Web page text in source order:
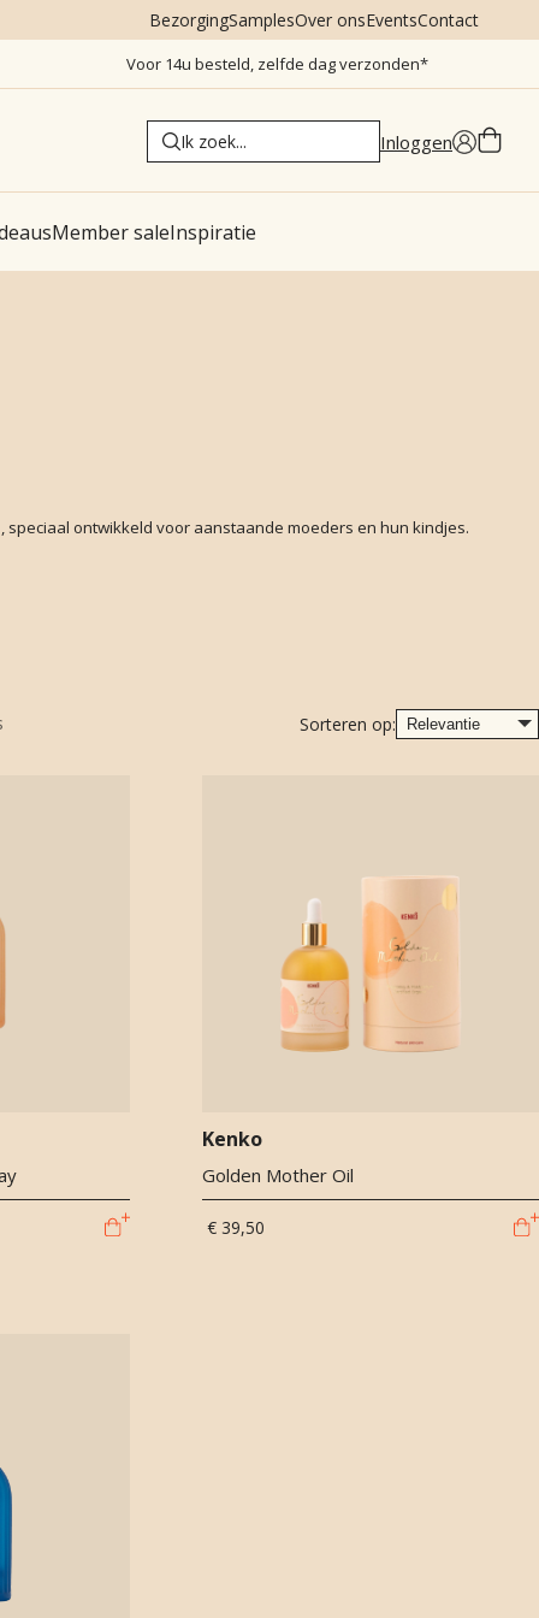
BezorgingSamplesOver onsEventsContact
Voor 14u besteld, zelfde dag verzonden*
Inloggen
Member saleInspiratie
ontwikkeld voor aanstaande moeders en hun kindjes.
Sorteren op:
Kenko
Golden Mother Oil
€ 39,50